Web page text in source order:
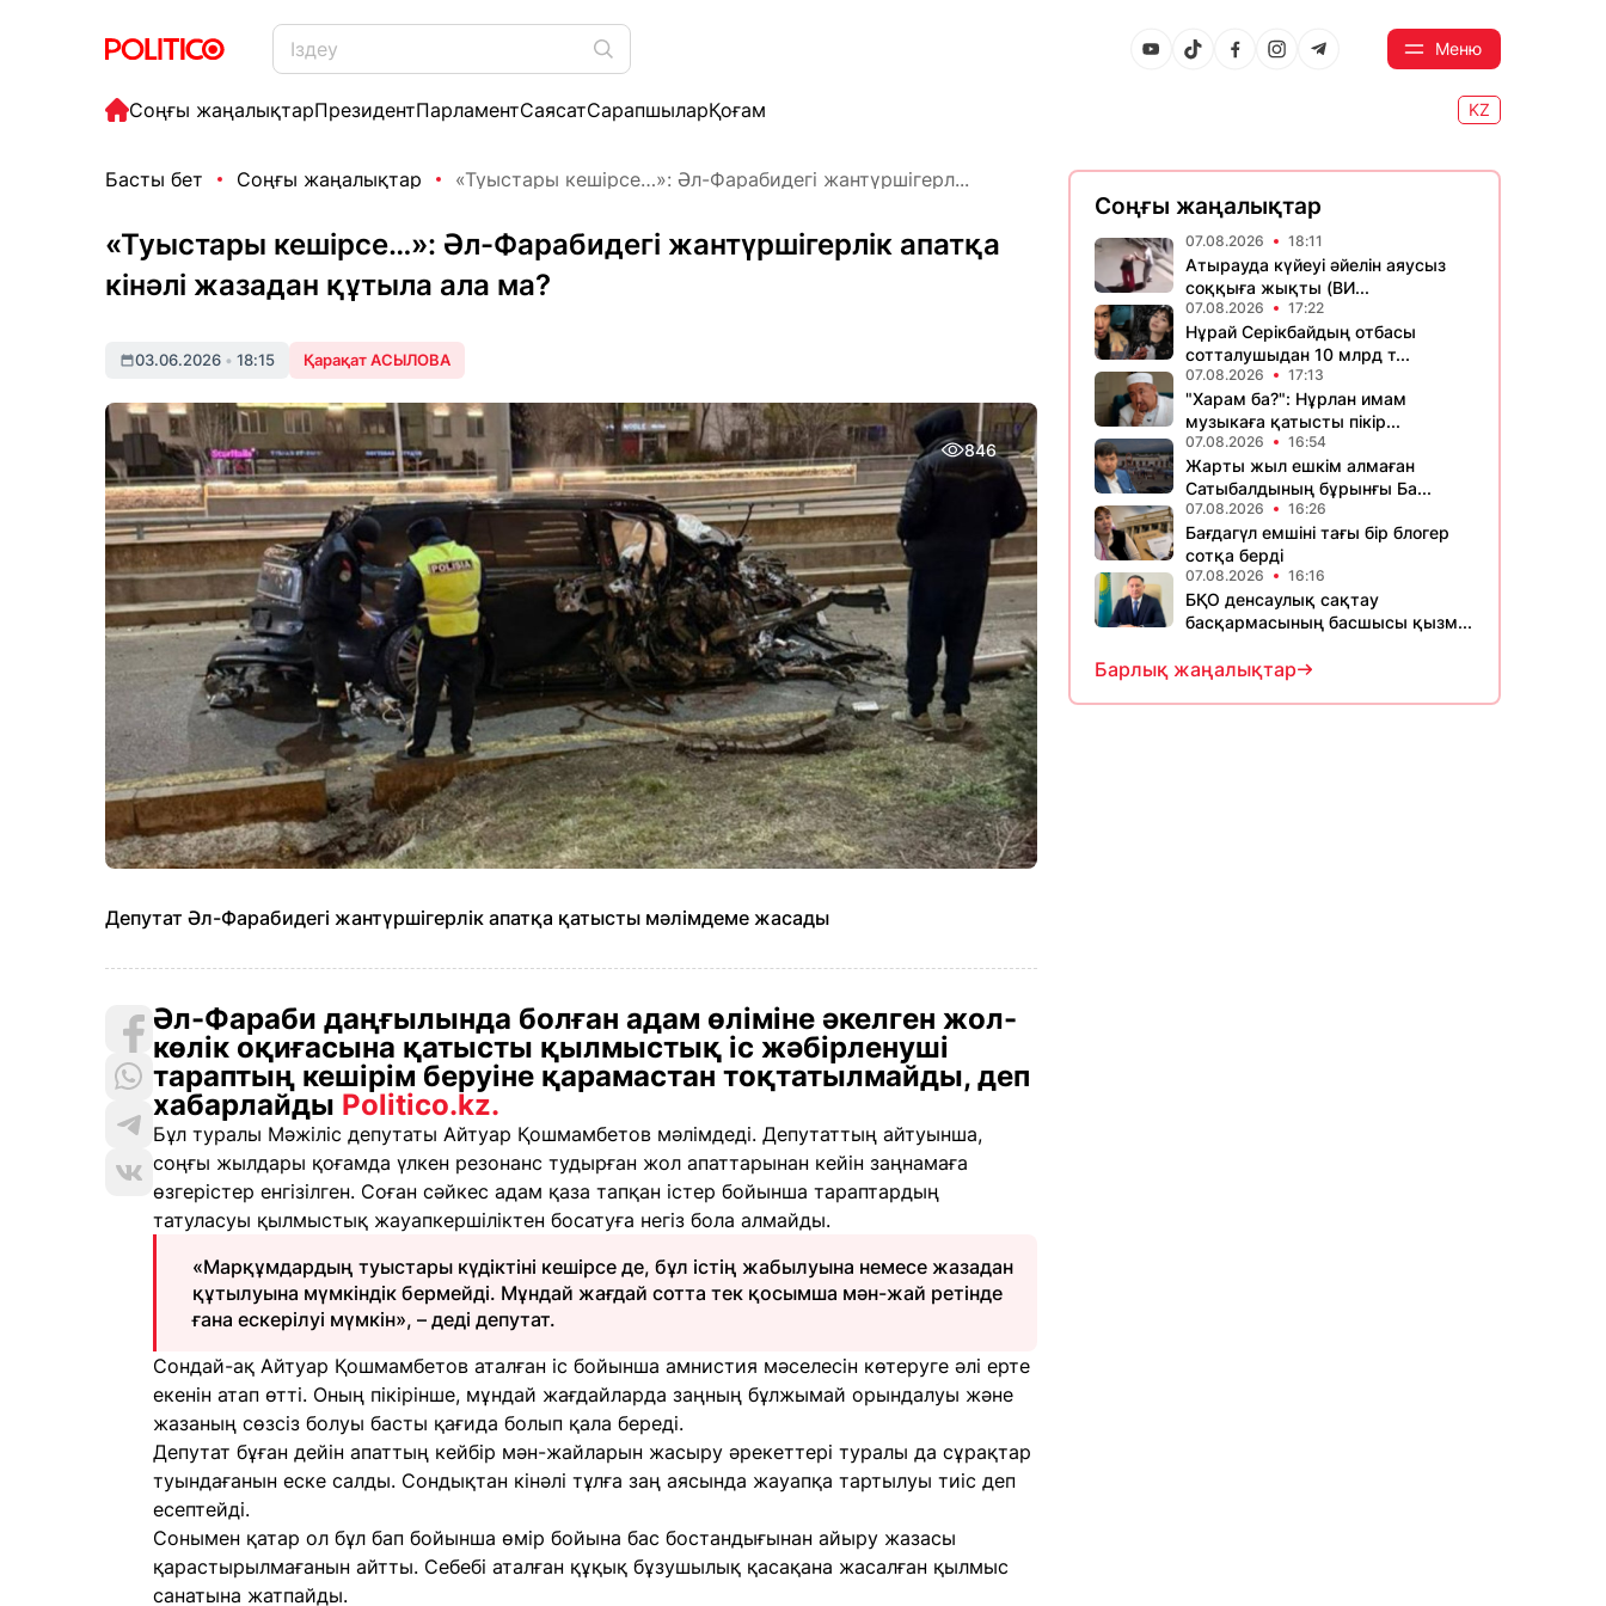
Меню
Соңғы жаңалықтарПрезидентПарламентСаясатСарапшыларҚоғам KZ
Басты бет Соңғы жаңалықтар «Туыстары кешірсе…»: Әл-Фарабидегі жантүршігерл...
«Туыстары кешірсе…»: Әл-Фарабидегі жантүршігерлік апатқа
кінәлі жазадан құтыла ала ма?
03.06.2026 • 18:15 Қарақат АСЫЛОВА
846
Депутат Әл-Фарабидегі жантүршігерлік апатқа қатысты мәлімдеме жасады
Әл-Фараби даңғылында болған адам өліміне әкелген жол-
көлік оқиғасына қатысты қылмыстық іс жәбірленуші
тараптың кешірім беруіне қарамастан тоқтатылмайды, деп
хабарлайды Politico.kz.
Бұл туралы Мәжіліс депутаты Айтуар Қошмамбетов мәлімдеді. Депутаттың айтуынша,
соңғы жылдары қоғамда үлкен резонанс тудырған жол апаттарынан кейін заңнамаға
өзгерістер енгізілген. Соған сәйкес адам қаза тапқан істер бойынша тараптардың
татуласуы қылмыстық жауапкершіліктен босатуға негіз бола алмайды.
«Марқұмдардың туыстары күдіктіні кешірсе де, бұл істің жабылуына немесе жазадан
құтылуына мүмкіндік бермейді. Мұндай жағдай сотта тек қосымша мән-жай ретінде
ғана ескерілуі мүмкін», – деді депутат.
Сондай-ақ Айтуар Қошмамбетов аталған іс бойынша амнистия мәселесін көтеруге әлі ерте
екенін атап өтті. Оның пікірінше, мұндай жағдайларда заңның бұлжымай орындалуы және
жазаның сөзсіз болуы басты қағида болып қала береді.
Депутат бұған дейін апаттың кейбір мән-жайларын жасыру әрекеттері туралы да сұрақтар
туындағанын еске салды. Сондықтан кінәлі тұлға заң аясында жауапқа тартылуы тиіс деп
есептейді.
Сонымен қатар ол бұл бап бойынша өмір бойына бас бостандығынан айыру жазасы
қарастырылмағанын айтты. Себебі аталған құқық бұзушылық қасақана жасалған қылмыс
санатына жатпайды.
Соңғы жаңалықтар
07.08.2026 18:11
Атырауда күйеуі әйелін аяусыз
соққыға жықты (ВИ...
07.08.2026 17:22
Нұрай Серікбайдың отбасы
сотталушыдан 10 млрд т...
07.08.2026 17:13
"Харам ба?": Нұрлан имам
музыкаға қатысты пікір...
07.08.2026 16:54
Жарты жыл ешкім алмаған
Сатыбалдының бұрынғы Ба...
07.08.2026 16:26
Бағдагүл емшіні тағы бір блогер
сотқа берді
07.08.2026 16:16
БҚО денсаулық сақтау
басқармасының басшысы қызм...
Барлық жаңалықтар